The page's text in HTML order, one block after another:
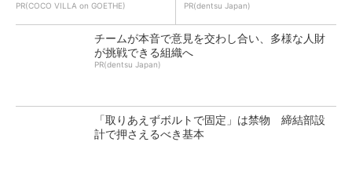
PR(COCO VILLA on GOETHE) PR(dentsu Japan)
チームが本音で意見を交わし合い、多様な人財
が挑戦できる組織へ
PR(dentsu Japan)
「取りあえずボルトで固定」は禁物 締結部設
計で押さえるべき基本